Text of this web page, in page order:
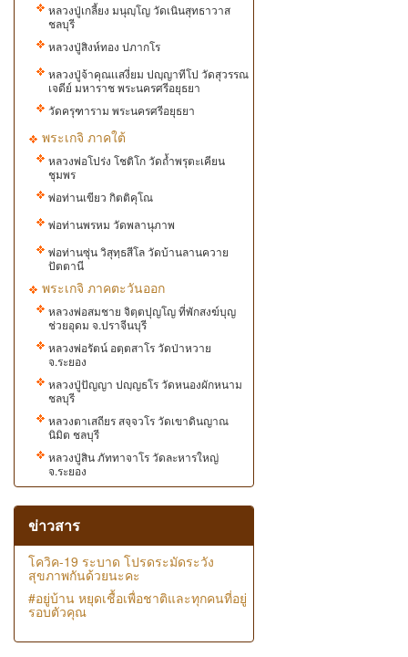
หลวงปู่เกลี้ยง มนุญฺโญ วัดเนินสุทธาวาส
ชลบุรี
หลวงปู่สิงห์ทอง ปภากโร
หลวงปู่จ้าคุณเเสงี่ยม ปญฺญาทีโป วัดสุวรรณ
เจดีย์ มหาราช พระนครศรีอยุธยา
วัดครุฑาราม พระนครศรีอยุธยา
พระเกจิ ภาคใต้
หลวงพ่อโปร่ง โชติโก วัดถ้ำพรุตะเคียน
ชุมพร
พ่อท่านเขียว กิตติคุโณ
พ่อท่านพรหม วัดพลานุภาพ
พ่อท่านซุ่น วิสุทฺธสีโล วัดบ้านลานควาย
ปัตตานี
พระเกจิ ภาคตะวันออก
หลวงพ่อสมชาย​ จิตฺตปุญโญ ที่พักสงฆ์บุญ​
ช่วย​อุดม จ.ปราจีนบุรี
หลวงพ่อรัตน์ อตฺตสาโร วัดป่าหวาย
จ.ระยอง
หลวงปู่ปัญญา ปญฺญธโร วัดหนองผักหนาม
ชลบุรี
หลวงตาเสถียร สจฺจวโร วัดเขาดินญาณ
นิมิต ชลบุรี
หลวงปู่สิน​ ภัททาจาโร​ วัดละหารใหญ่
จ.ระยอง
ข่าวสาร
โควิค-19 ระบาด โปรดระมัดระวัง
สุขภาพกันด้วยนะคะ
#อยู่บ้าน หยุดเชื้อเพื่อชาติและทุกคนที่อยู่
รอบตัวคุณ